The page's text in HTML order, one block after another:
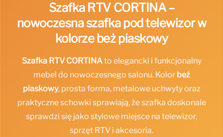
Szafka RTV CORTINA –
nowoczesna szafka pod telewizor w
kolorze beż piaskowy
Szafka RTV CORTINAto elegancki i funkcjonalny
mebel do nowoczesnego salonu. Kolor beż
piaskowy, prosta forma, metalowe uchwyty oraz
praktyczne schowki sprawiają, że szafka doskonale
sprawdzi się jako stylowe miejsce na telewizor,
sprzęt RTV i akcesoria.